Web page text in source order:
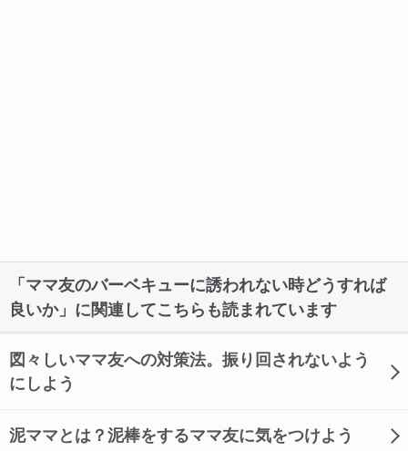
「ママ友のバーベキューに誘われない時どうすれば
良いか」に関連してこちらも読まれています
図々しいママ友への対策法。振り回されないよう
にしよう
泥ママとは？泥棒をするママ友に気をつけよう